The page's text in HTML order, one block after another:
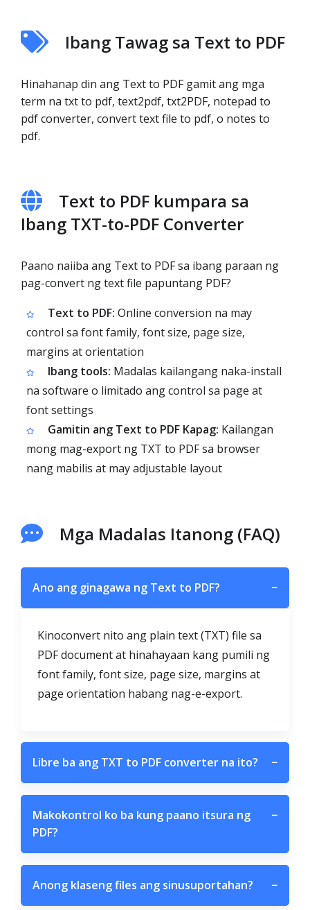
Ibang Tawag sa Text to PDF
Hinahanap din ang Text to PDF gamit ang mga
term na txt to pdf, text2pdf, txt2PDF, notepad to
pdf converter, convert text file to pdf, o notes to
pdf.
Text to PDF kumpara sa
Ibang TXT-to-PDF Converter
Paano naiiba ang Text to PDF sa ibang paraan ng
pag-convert ng text file papuntang PDF?
Text to PDF: Online conversion na may
control sa font family, font size, page size,
margins at orientation
Ibang tools: Madalas kailangang naka-install
na software o limitado ang control sa page at
font settings
Gamitin ang Text to PDF Kapag: Kailangan
mong mag-export ng TXT to PDF sa browser
nang mabilis at may adjustable layout
Mga Madalas Itanong (FAQ)
Ano ang ginagawa ng Text to PDF? −
Kinoconvert nito ang plain text (TXT) file sa
PDF document at hinahayaan kang pumili ng
font family, font size, page size, margins at
page orientation habang nag-e-export.
Libre ba ang TXT to PDF converter na ito? −
Makokontrol ko ba kung paano itsura ng
PDF?
−
Anong klaseng files ang sinusuportahan? −